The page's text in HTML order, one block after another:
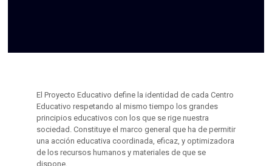
El Proyecto Educativo define la identidad de cada Centro
Educativo respetando al mismo tiempo los grandes
principios educativos con los que se rige nuestra
sociedad. Constituye el marco general que ha de permitir
una acción educativa coordinada, eficaz, y optimizadora
de los recursos humanos y materiales de que se
dispone.